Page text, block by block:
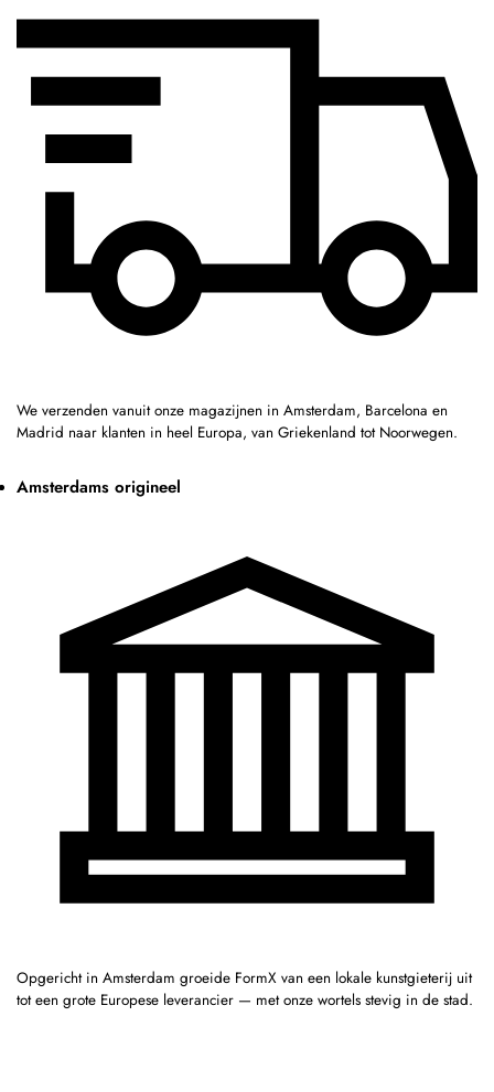
We verzenden vanuit onze magazijnen in Amsterdam, Barcelona en
Madrid naar klanten in heel Europa, van Griekenland tot Noorwegen.
Amsterdams origineel
Opgericht in Amsterdam groeide FormX van een lokale kunstgieterij uit
tot een grote Europese leverancier — met onze wortels stevig in de stad.